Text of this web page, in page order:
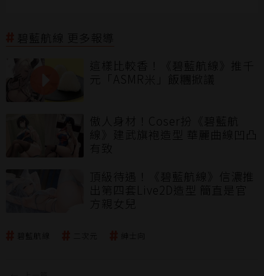
碧藍航線 更多報導
這樣比較香！《碧藍航線》推千
元「ASMR米」飯糰掀議
傲人身材！Coser扮《碧藍航
線》建武旗袍造型 華麗曲線凹凸
有致
頂級待遇！《碧藍航線》信濃推
出第四套Live2D造型 簡直是官
方親女兒
碧藍航線 二次元 紳士向